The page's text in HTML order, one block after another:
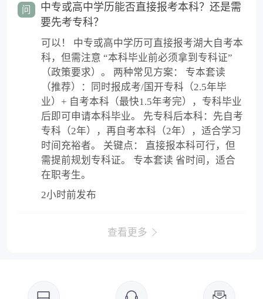
问
中专或高中学历能否直接报考本科？还是需
要先考专科？
可以！ 中专或高中学历可直接报考湖大自考本
科，但需注意 “本科毕业前必须拿到专科证”
（政策要求）。 两种常见方案： 专本套读
（推荐）：同时报成考/国开专科（2.5年毕
业）+ 自考本科（最快1.5年考完），专科毕业
后即可申请本科毕业。 先专科后本科：先自考
专科（2年），再自考本科（2年），适合学习
时间充裕者。 关键点： 直接报本科可行，但
需提前规划专科证。 专本套读 省时间，适合
在职考生。
2小时前发布
查看更多